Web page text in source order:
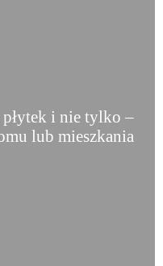
i nie tylko –
lub mieszkania